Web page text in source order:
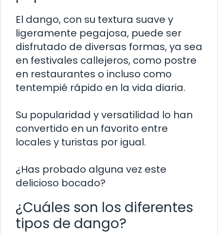
El dango, con su textura suave y
ligeramente pegajosa, puede ser
disfrutado de diversas formas, ya sea
en festivales callejeros, como postre
en restaurantes o incluso como
tentempié rápido en la vida diaria.
Su popularidad y versatilidad lo han
convertido en un favorito entre
locales y turistas por igual.
¿Has probado alguna vez este
delicioso bocado?
¿Cuáles son los diferentes
tipos de dango?